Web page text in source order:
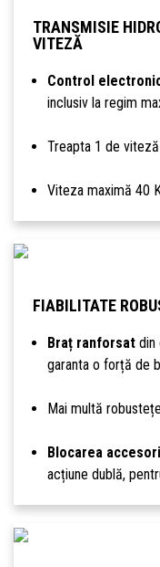
TRANSMISIE
VITEZĂ
Control
inclusiv la regim
Treapta 1 de
Viteza maximă 40
FIABILITATE
Braț ranforsatdin
garanta o forță de
Mai multă
Blocarea
acțiune dublă,